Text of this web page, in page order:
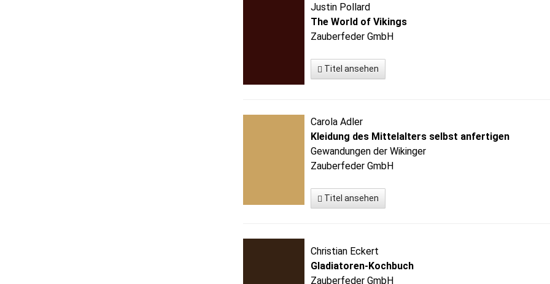
Justin Pollard
The World of Vikings
Zauberfeder GmbH
Titel ansehen
Carola Adler
Kleidung des Mittelalters selbst anfertigen
Gewandungen der Wikinger
Zauberfeder GmbH
Titel ansehen
Christian Eckert
Gladiatoren-Kochbuch
Zauberfeder GmbH